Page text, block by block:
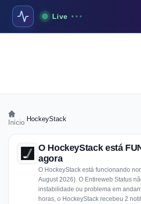
Live
Início HockeyStack
O HockeyStack está
agora
O HockeyStack está funcionando
August 2026). O Entireweb Status
instabilidade ou problema em
horas, o HockeyStack recebeu 2